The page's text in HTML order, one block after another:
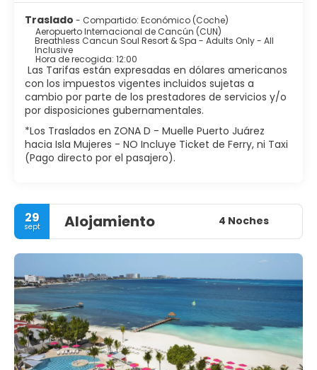
Traslado - Compartido: Económico (Coche)
Aeropuerto Internacional de Cancún (CUN)
Breathless Cancun Soul Resort & Spa - Adults Only - All
Inclusive
Hora de recogida: 12:00
Las Tarifas están expresadas en dólares americanos
con los impuestos vigentes incluidos sujetas a
cambio por parte de los prestadores de servicios y/o
por disposiciones gubernamentales.
*Los Traslados en ZONA D - Muelle Puerto Juárez
hacia Isla Mujeres - NO Incluye Ticket de Ferry, ni Taxi
(Pago directo por el pasajero).
29
sept Alojamiento 4 Noches